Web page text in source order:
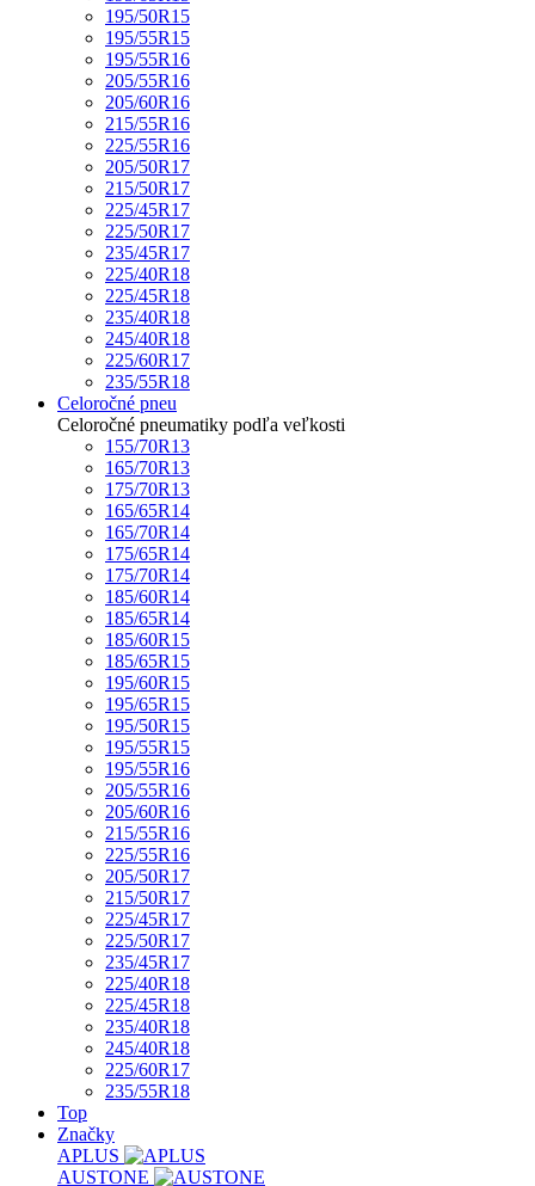
195/50R15
195/55R15
195/55R16
205/55R16
205/60R16
215/55R16
225/55R16
205/50R17
215/50R17
225/45R17
225/50R17
235/45R17
225/40R18
225/45R18
235/40R18
245/40R18
225/60R17
235/55R18
Celoročné pneu
Celoročné pneumatiky podľa veľkosti
155/70R13
165/70R13
175/70R13
165/65R14
165/70R14
175/65R14
175/70R14
185/60R14
185/65R14
185/60R15
185/65R15
195/60R15
195/65R15
195/50R15
195/55R15
195/55R16
205/55R16
205/60R16
215/55R16
225/55R16
205/50R17
215/50R17
225/45R17
225/50R17
235/45R17
225/40R18
225/45R18
235/40R18
245/40R18
225/60R17
235/55R18
Top
Značky
APLUS
AUSTONE